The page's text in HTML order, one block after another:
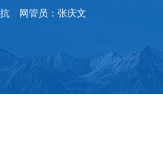
网管员：张庆文